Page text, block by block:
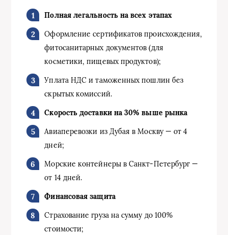
Полная легальность на всех этапах
Оформление сертификатов происхождения,
фитосанитарных документов (для
косметики, пищевых продуктов);
Уплата НДС и таможенных пошлин без
скрытых комиссий.
Скорость доставки на 30% выше рынка
Авиаперевозки из Дубая в Москву — от 4
дней;
Морские контейнеры в Санкт-Петербург —
от 14 дней.
Финансовая защита
Страхование груза на сумму до 100%
стоимости;